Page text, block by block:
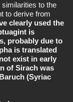
to the
to derive from
clearly used the
is
probably due to
is translated
exist in early
of Sirach was
(Syriac